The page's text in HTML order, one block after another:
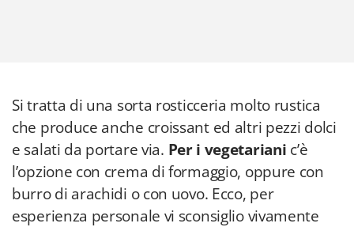
Si tratta di una sorta rosticceria molto rustica
che produce anche croissant ed altri pezzi dolci
e salati da portare via. Per i vegetariani c’è
l’opzione con crema di formaggio, oppure con
burro di arachidi o con uovo. Ecco, per
esperienza personale vi sconsiglio vivamente